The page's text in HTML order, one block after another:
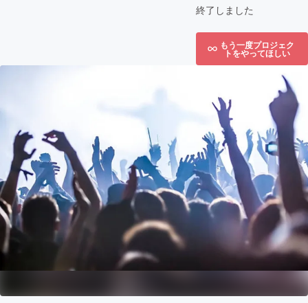
終了しました
もう一度プロジェク
トをやってほしい